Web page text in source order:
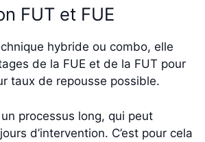
FUT et FUE
hybride ou combo, elle
de la FUE et de la FUT pour
taux de repousse possible.
un processus long, qui peut
d’intervention. C’est pour cela